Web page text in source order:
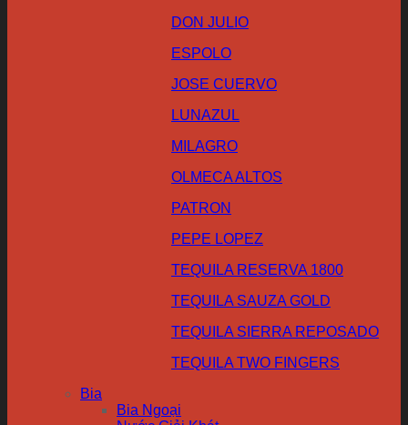
DON JULIO
ESPOLO
JOSE CUERVO
LUNAZUL
MILAGRO
OLMECA ALTOS
PATRON
PEPE LOPEZ
TEQUILA RESERVA 1800
TEQUILA SAUZA GOLD
TEQUILA SIERRA REPOSADO
TEQUILA TWO FINGERS
Bia
Bia Ngoại